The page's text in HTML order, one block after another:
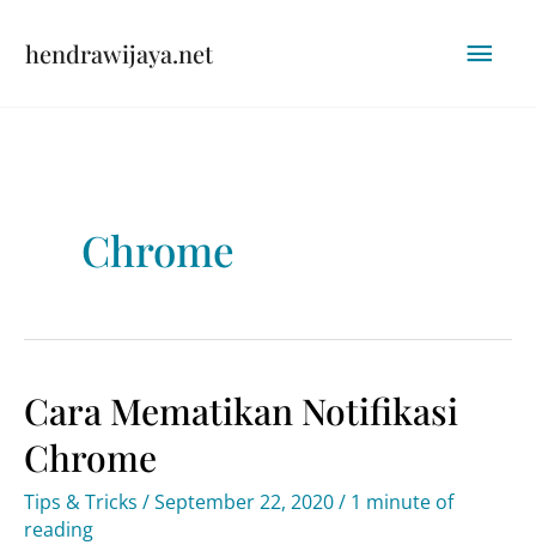
hendrawijaya.net
Chrome
Cara Mematikan Notifikasi
Chrome
Tips & Tricks /September 22, 2020/ 1 minute of
reading